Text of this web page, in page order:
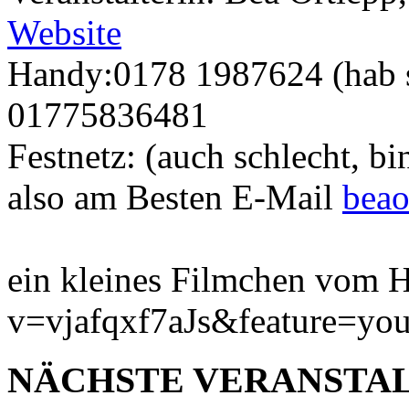
Website
Handy:0178 1987624
01775836481
Festnetz: (auch schlecht,
also am Besten E-Mail
ein kleines Filmchen vom
NÄCHSTE